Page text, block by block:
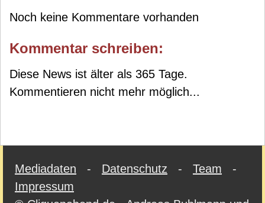
Noch keine Kommentare vorhanden
Kommentar schreiben:
Diese News ist älter als 365 Tage.
Kommentieren nicht mehr möglich...
Mediadaten - Datenschutz - Team -
Impressum